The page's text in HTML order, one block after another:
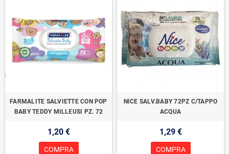
FARMALITE SALVIETTE CON POP
BABY TEDDY MILLEUSI PZ. 72
1,20 €
COMPRA
NICE SALV.BABY 72PZ C/TAPPO
ACQUA
1,29 €
COMPRA